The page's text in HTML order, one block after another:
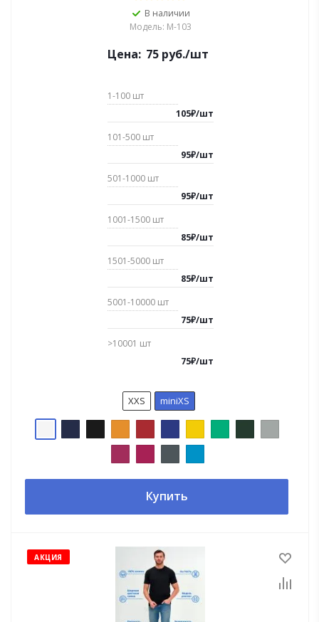
В наличии
Модель: М-103
Цена: 75руб./шт
1-100 шт
105₽/шт
101-500 шт
95₽/шт
501-1000 шт
95₽/шт
1001-1500 шт
85₽/шт
1501-5000 шт
85₽/шт
5001-10000 шт
75₽/шт
>10001 шт
75₽/шт
XXS miniXS
Купить
АКЦИЯ